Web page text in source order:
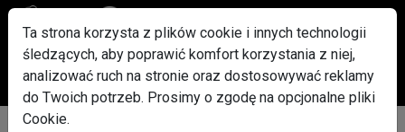
Po rejestracji każdy użytkownik otrzyma w Gratisie pakiet
ogłoszeń Promowanych
Ta strona korzysta z plików cookie i innych technologii
śledzących, aby poprawić komfort korzystania z niej,
analizować ruch na stronie oraz dostosowywać reklamy
do Twoich potrzeb. Prosimy o zgodę na opcjonalne pliki
Cookie.